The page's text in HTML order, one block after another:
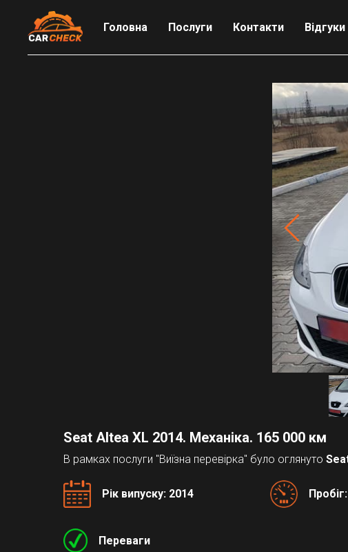
Головна Послуги Контакти Відгуки
Seat Altea XL 2014. Механіка. 165 000 км
В рамках послуги "Виїзна перевірка" було оглянуто
Рік випуску: 2014
Переваги